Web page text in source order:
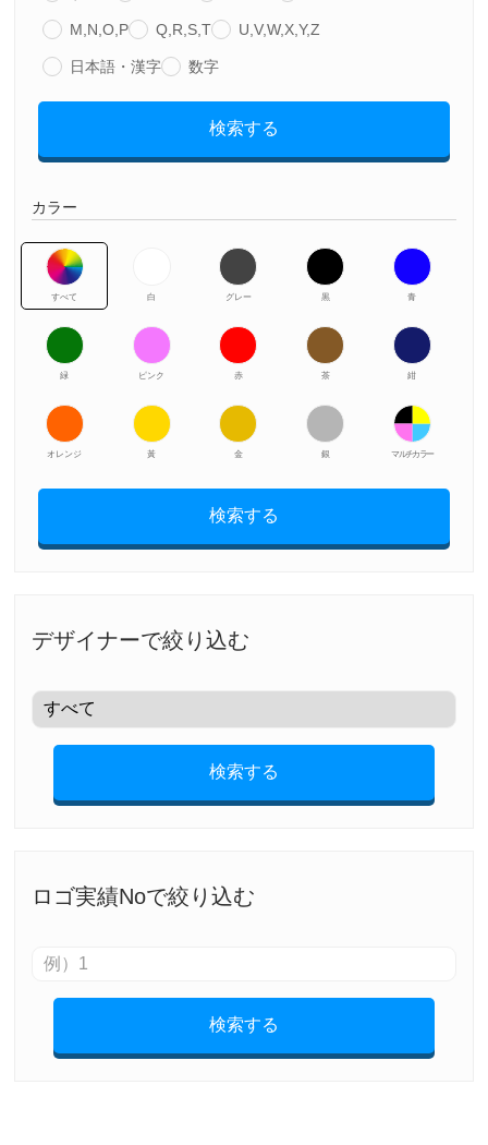
M,N,O,P Q,R,S,T U,V,W,X,Y,Z
日本語・漢字 数字
検索する
カラー
すべて 白 グレー 黒 青
緑 ピンク 赤 茶 紺
オレンジ 黃 金 銀 マルチカラー
検索する
デザイナーで絞り込む
検索する
ロゴ実績Noで絞り込む
検索する